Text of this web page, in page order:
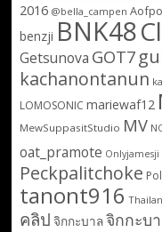
2016 @bella_campen
benzji BNK48
Getsunova GOT7
kachanontanun
LOMOSONIC mariewaf12
MewSuppasitStudio MV
oat_pramote Onlyjamesji
Peckpalitchoke
tanont916
คลิป จิกกะบาลจิกกะบ